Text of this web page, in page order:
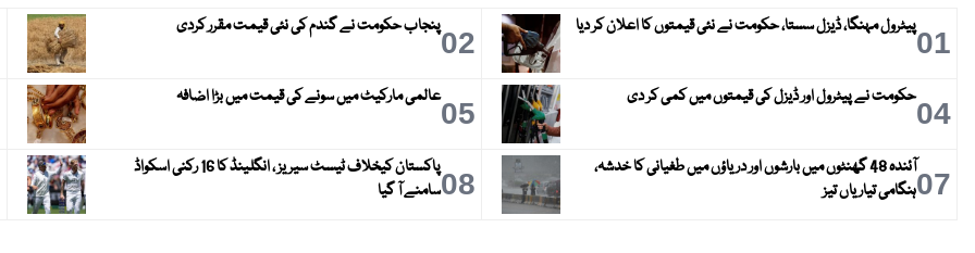
01پیٹرول مہنگا، ڈیزل سستا، حکومت نے نئی قیمتوں کا اعلان کر دیا 02پنجاب حکومت نے گندم کی نئی قیمت مقرر کردی
04حکومت نے پیٹرول اور ڈیزل کی قیمتوں میں کمی کر دی 05عالمی مارکیٹ میں سونے کی قیمت میں بڑا اضافہ
07
آئندہ 48 گھنٹوں میں بارشوں اور دریاؤں میں طغیانی کا خدشہ،
ہنگامی تیاریاں تیز
08
پاکستان کیخلاف ٹیسٹ سیریز ، انگلینڈ کا 16 رکنی اسکواڈ
سامنے آ گیا